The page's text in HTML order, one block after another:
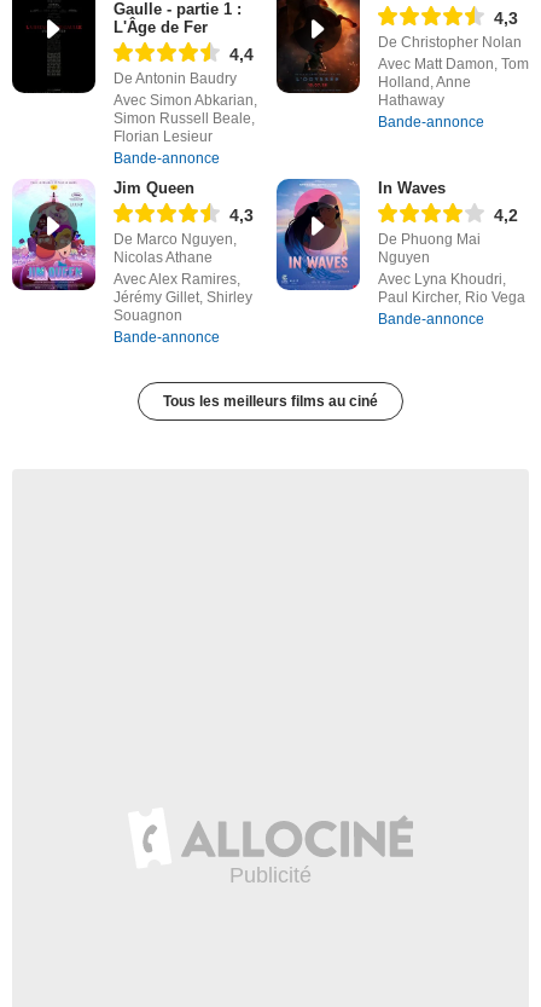
Gaulle - partie 1 :
L'Âge de Fer
4,4
De Antonin Baudry
Avec Simon Abkarian,
Simon Russell Beale,
Florian Lesieur
Bande-annonce
4,3
De Christopher Nolan
Avec Matt Damon, Tom
Holland, Anne
Hathaway
Bande-annonce
Jim Queen
4,3
De Marco Nguyen,
Nicolas Athane
Avec Alex Ramires,
Jérémy Gillet, Shirley
Souagnon
Bande-annonce
In Waves
4,2
De Phuong Mai
Nguyen
Avec Lyna Khoudri,
Paul Kircher, Rio Vega
Bande-annonce
Tous les meilleurs films au ciné